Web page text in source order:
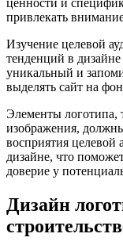
привлекать
Изучение целевой
тенденций в дизайне
уникальный и
выделять сайт на
Элементы логотипа,
изображения,
восприятия целевой
дизайне, что
доверие у
Дизайн